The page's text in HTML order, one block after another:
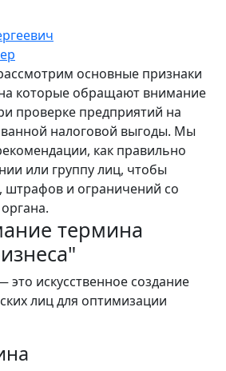
основные признаки
которые обращают внимание
проверке предприятий на
налоговой выгоды. Мы
как правильно
или группу лиц, чтобы
штрафов и ограничений со
термина
искусственное создание
лиц для оптимизации